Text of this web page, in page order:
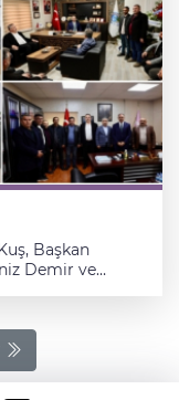
Başkan
Demir ve
yönetimlere
Vasıtalar
Polat,